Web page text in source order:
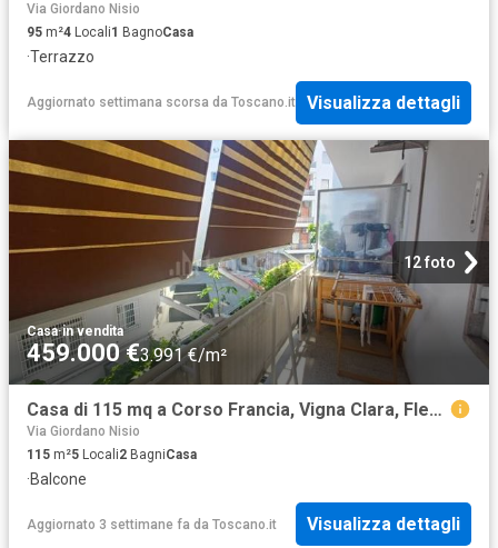
Via Giordano Nisio
95 m²4 Locali1 BagnoCasa
·Terrazzo
Aggiornato settimana scorsa da Toscano.it Visualizza dettagli
12 foto
Casa·in vendita
459.000 €3.991 €/m²
Casa di 115 mq a Corso Francia, Vigna Clara, Fleming, Ponte Milvio Roma
Via Giordano Nisio
115 m²5 Locali2 BagniCasa
·Balcone
Aggiornato 3 settimane fa da Toscano.it Visualizza dettagli